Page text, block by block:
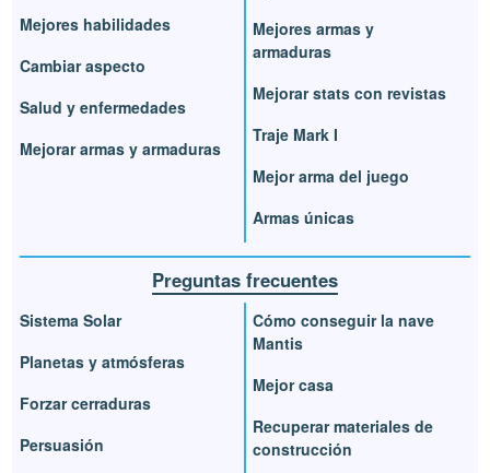
Mejores habilidades
Cambiar aspecto
Salud y enfermedades
Mejorar armas y armaduras
Mejores armas y
armaduras
Mejorar stats con revistas
Traje Mark I
Mejor arma del juego
Armas únicas
Preguntas frecuentes
Sistema Solar
Planetas y atmósferas
Forzar cerraduras
Persuasión
Cómo conseguir la nave
Mantis
Mejor casa
Recuperar materiales de
construcción